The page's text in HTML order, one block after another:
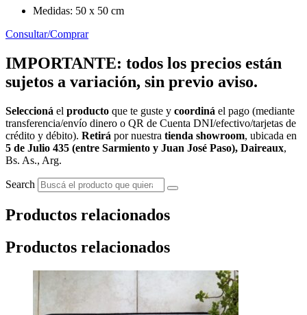
Medidas: 50 x 50 cm
Consultar/Comprar
IMPORTANTE: todos los precios están
sujetos a variación, sin previo aviso.
Seleccioná el producto que te guste y coordiná el pago (mediante
transferencia/envío dinero o QR de Cuenta DNI/efectivo/tarjetas de
crédito y débito). Retirá por nuestra tienda showroom, ubicada en
5 de Julio 435 (entre Sarmiento y Juan José Paso), Daireaux,
Bs. As., Arg.
Search
Productos relacionados
Productos relacionados